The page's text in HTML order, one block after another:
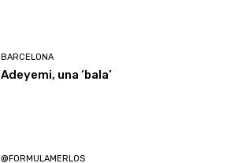
BARCELONA
Adeyemi, una ‘bala’
@FORMULAMERLOS